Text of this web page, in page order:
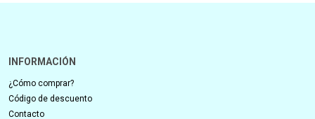
INFORMACIÓN
¿Cómo comprar?
Código de descuento
Contacto